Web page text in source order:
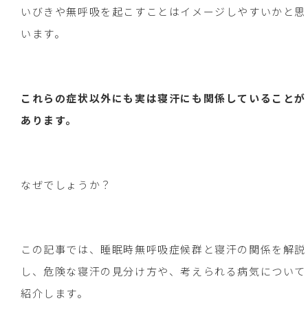
いびきや無呼吸を起こすことはイメージしやすいかと思
います。
これらの症状以外にも実は寝汗にも関係していることが
あります。
なぜでしょうか？
この記事では、睡眠時無呼吸症候群と寝汗の関係を解説
し、危険な寝汗の見分け方や、考えられる病気について
紹介します。